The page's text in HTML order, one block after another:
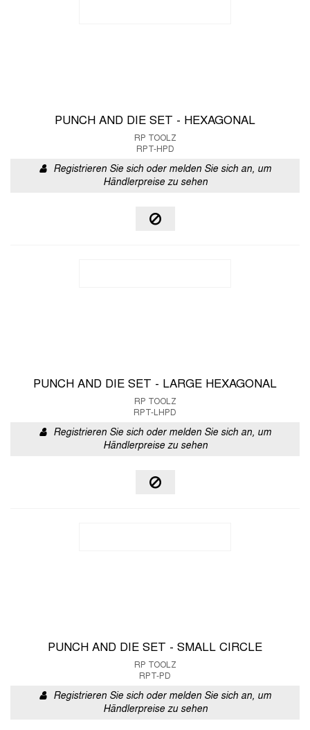
PUNCH AND DIE SET - HEXAGONAL
RP TOOLZ
RPT-HPD
Registrieren Sie sich oder melden Sie sich an, um
Händlerpreise zu sehen
PUNCH AND DIE SET - LARGE HEXAGONAL
RP TOOLZ
RPT-LHPD
Registrieren Sie sich oder melden Sie sich an, um
Händlerpreise zu sehen
PUNCH AND DIE SET - SMALL CIRCLE
RP TOOLZ
RPT-PD
Registrieren Sie sich oder melden Sie sich an, um
Händlerpreise zu sehen